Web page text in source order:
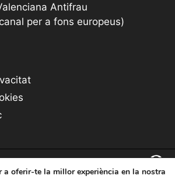
Antifrau
per a fons europeus)
a oferir-te la millor experiència en la nostra